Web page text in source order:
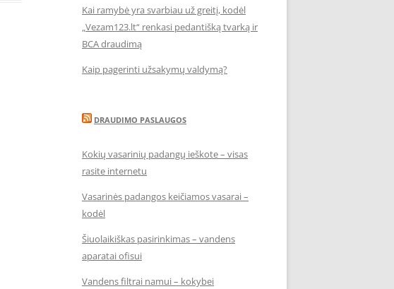
Kai ramybė yra svarbiau už greitį, kodėl
„Vezam123.lt“ renkasi pedantišką tvarką ir
BCA draudimą
Kaip pagerinti užsakymų valdymą?
DRAUDIMO PASLAUGOS
Kokių vasarinių padangų ieškote – visas
rasite internetu
Vasarinės padangos keičiamos vasarai –
kodėl
Šiuolaikiškas pasirinkimas – vandens
aparatai ofisui
Vandens filtrai namui – kokybei